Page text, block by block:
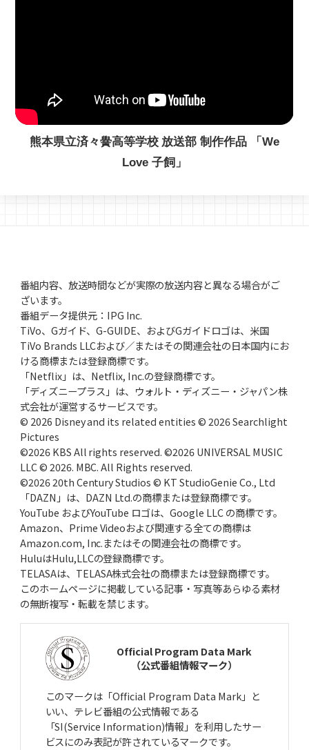
熊本県立済々黌高等学校 放送部 制作作品 「We
Love 子飼」
番組内容、放送時間などが実際の放送内容と異なる場合がご
ざいます。
番組データ提供元：IPG Inc.
TiVo、Gガイド、G-GUIDE、およびGガイドロゴは、米国
TiVo Brands LLCおよび／またはその関連会社の日本国内にお
ける商標または登録商標です。
「Netflix」は、Netflix, Inc.の登録商標です。
「ディズニープラス」は、ウォルト・ディズニー・ジャパン株
式会社が運営するサービスです。
© 2026 Disney and its related entities © 2026 Searchlight
Pictures
©2026 KBS All rights reserved. ©2026 UNIVERSAL MUSIC
LLC © 2026. MBC. All Rights reserved.
©2026 20th Century Studios © KT StudioGenie Co., Ltd
「DAZN」は、DAZN Ltd.の商標または登録商標です。
YouTube およびYouTube ロゴは、Google LLC の商標です。
Amazon、Prime Videoおよび関連する全ての商標は
Amazon.com, Inc.またはその関連会社の商標です。
HuluはHulu,LLCの登録商標です。
TELASAは、TELASA株式会社の商標または登録商標です。
このホームページに掲載している記事・写真等あらゆる素材
の無断複写・転載を禁じます。
Official Program Data Mark
（公式番組情報マーク）
このマークは「Official Program Data Mark」と
いい、テレビ番組の公式情報である
「SI(Service Information)情報」を利用したサー
ビスにのみ表記が許されているマークです。